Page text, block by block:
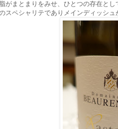
がまとまりをみせ、ひとつの存在と
スペシャリテでありメインディッシ